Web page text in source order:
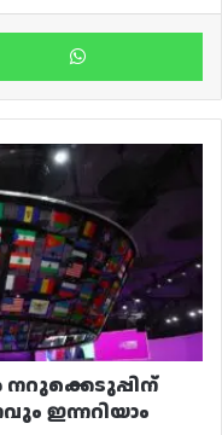
ഇന്നറിയാം